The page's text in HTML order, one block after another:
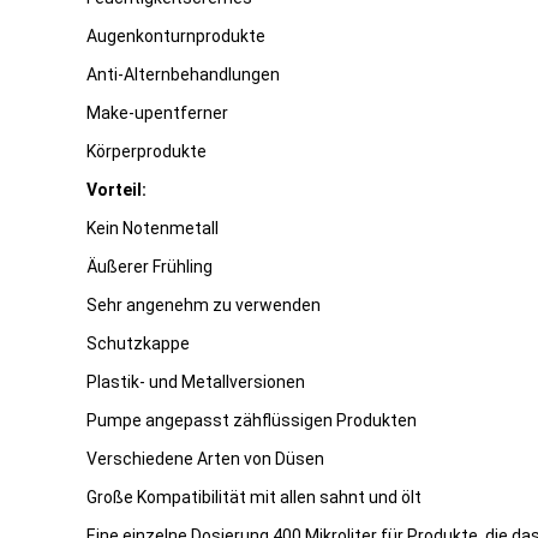
Augenkonturnprodukte
Anti-Alternbehandlungen
Make-upentferner
Körperprodukte
Vorteil:
Kein Notenmetall
Äußerer Frühling
Sehr angenehm zu verwenden
Schutzkappe
Plastik- und Metallversionen
Pumpe angepasst zähflüssigen Produkten
Verschiedene Arten von Düsen
Große Kompatibilität mit allen sahnt und ölt